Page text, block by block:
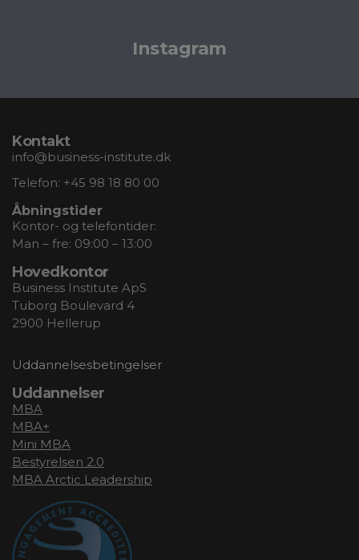
Instagram
Kontakt
info@business-institute.dk
Telefon: +45 98 18 80 00
Åbningstider
Kontor- og telefontider:
Man – fre: 09:00 – 13:00
Hovedkontor
Business Institute ApS
Tuborg Boulevard 4
2900 Hellerup
Uddannelsesbetingelser
Uddannelser
MBA
MBA+
Mini MBA
Bestyrelsen 2.0
MBA Arctic Leadership